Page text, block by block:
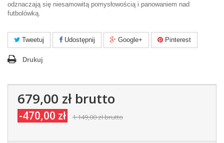
odznaczają się niesamowitą pomysłowością i panowaniem nad
futbolówką.
Tweetuj Udostępnij Google+ Pinterest
Drukuj
679,00 złbrutto
-470,00 zł 1 149,00 złbrutto